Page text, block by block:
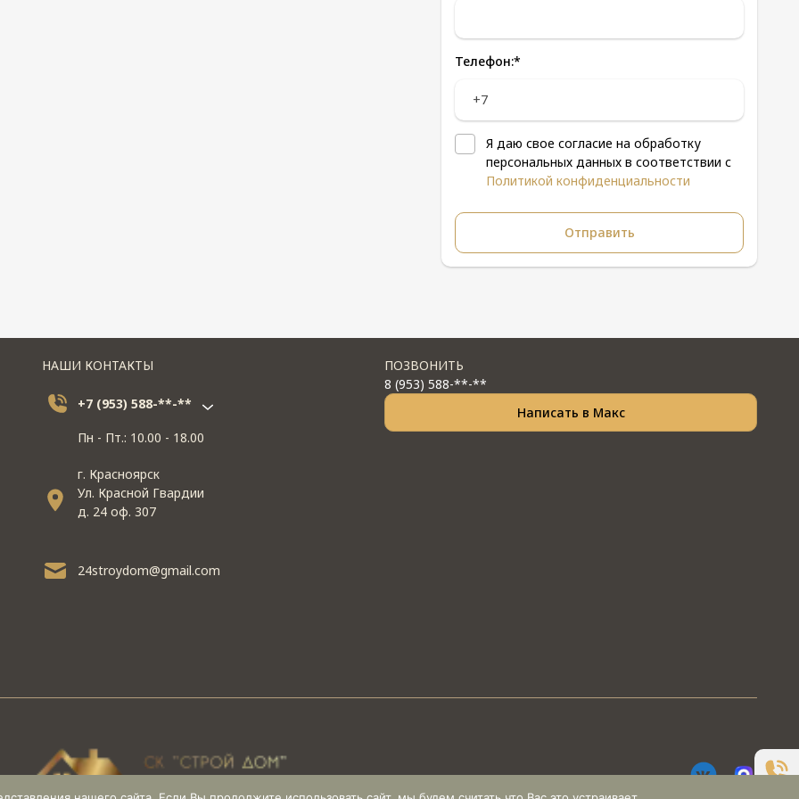
Телефон:*
Я даю свое согласие на обработку
персональных данных в соответствии с
Политикой конфиденциальности
НАШИ КОНТАКТЫ
+7 (953) 588-**-**
Пн - Пт.: 10.00 - 18.00
г. Красноярск
Ул. Красной Гвардии
д. 24 оф. 307
24stroydom@gmail.com
ПОЗВОНИТЬ
8 (953) 588-**-**
Написать в Макс